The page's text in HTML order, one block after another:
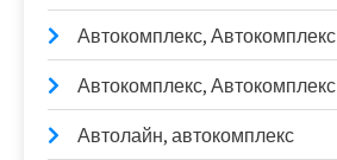
Автокомплекс, Автокомплекс
Автокомплекс, Автокомплекс
Автолайн, автокомплекс